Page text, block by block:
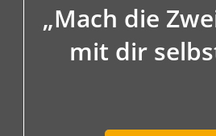
„Mach die
mit dir